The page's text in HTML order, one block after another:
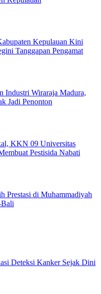
Kepulauan Kini
Tanggapan Pengamat
Industri Wiraraja Madura,
Jadi Penonton
KKN 09 Universitas
Pestisida Nabati
Prestasi di Muhammadiyah